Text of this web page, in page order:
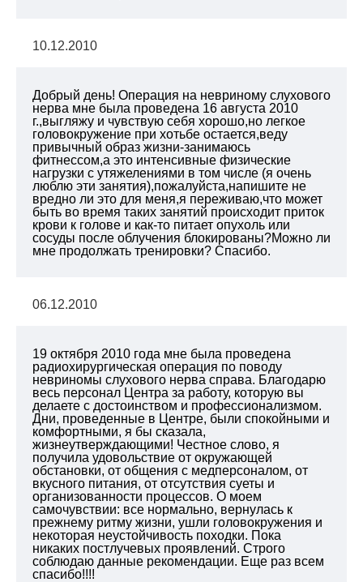
10.12.2010
Добрый день! Операция на невриному слухового
нерва мне была проведена 16 августа 2010
г.,выгляжу и чувствую себя хорошо,но легкое
головокружение при хотьбе остается,веду
привычный образ жизни-занимаюсь
фитнессом,а это интенсивные физические
нагрузки с утяжелениями в том числе (я очень
люблю эти занятия),пожалуйста,напишите не
вредно ли это для меня,я переживаю,что может
быть во время таких занятий происходит приток
крови к голове и как-то питает опухоль или
сосуды после облучения блокированы?Можно ли
мне продолжать тренировки? Спасибо.
06.12.2010
19 октября 2010 года мне была проведена
радиохирургическая операция по поводу
невриномы слухового нерва справа. Благодарю
весь персонал Центра за работу, которую вы
делаете с достоинством и профессионализмом.
Дни, проведенные в Центре, были спокойными и
комфортными, я бы сказала,
жизнеутверждающими! Честное слово, я
получила удовольствие от окружающей
обстановки, от общения с медперсоналом, от
вкусного питания, от отсутствия суеты и
организованности процессов. О моем
самочувствии: все нормально, вернулась к
прежнему ритму жизни, ушли головокружения и
некоторая неустойчивость походки. Пока
никаких постлучевых проявлений. Строго
соблюдаю данные рекомендации. Еще раз всем
спасибо!!!!